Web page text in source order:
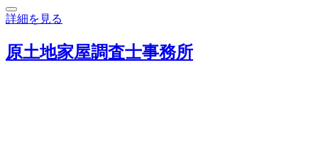
詳細を見る
原土地家屋調査士事務所